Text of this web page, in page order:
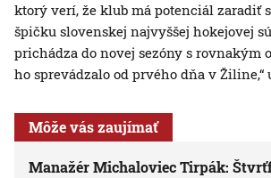
ktorý verí, že klub má potenciál zaradiť
špičku slovenskej najvyššej hokejovej
prichádza do novej sezóny s rovnakým
ho sprevádzalo od prvého dňa v Žiline,“
Môže vás zaujímať
Manažér Michaloviec Tirpák: